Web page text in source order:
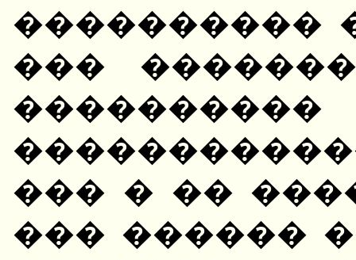
����������
���
����������
��� � ��
��� ������